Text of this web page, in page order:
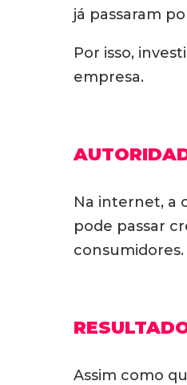
já passaram
Por isso,
empresa.
Na internet, a
pode passar
consumidores.
Assim como